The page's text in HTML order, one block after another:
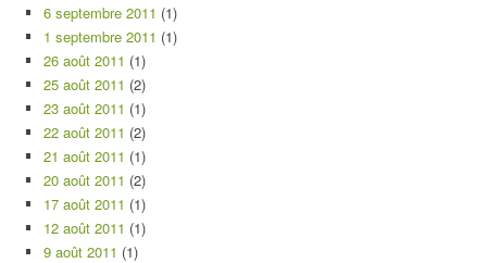
6 septembre 2011 (1)
1 septembre 2011 (1)
26 août 2011 (1)
25 août 2011 (2)
23 août 2011 (1)
22 août 2011 (2)
21 août 2011 (1)
20 août 2011 (2)
17 août 2011 (1)
12 août 2011 (1)
9 août 2011 (1)